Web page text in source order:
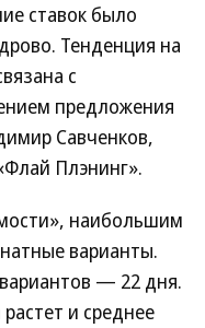
ставок было
Тенденция на
с
предложения
Савченков,
Плэнинг».
наибольшим
варианты.
— 22 дня.
и среднее